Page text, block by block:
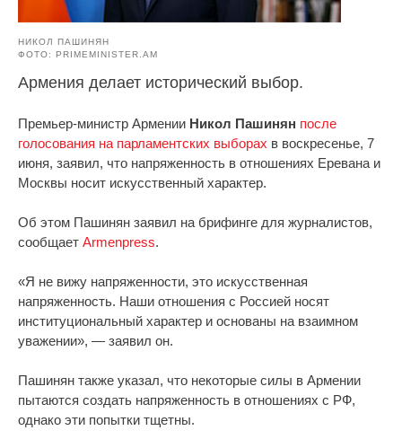
НИКОЛ ПАШИНЯН
ФОТО: PRIMEMINISTER.AM
Армения делает исторический выбор.
Премьер-министр Армении Никол Пашинян после
голосования на парламентских выборах в воскресенье, 7
июня, заявил, что напряженность в отношениях Еревана и
Москвы носит искусственный характер.
Об этом Пашинян заявил на брифинге для журналистов,
сообщает Armenpress.
«Я не вижу напряженности, это искусственная
напряженность. Наши отношения с Россией носят
институциональный характер и основаны на взаимном
уважении», — заявил он.
Пашинян также указал, что некоторые силы в Армении
пытаются создать напряженность в отношениях с РФ,
однако эти попытки тщетны.